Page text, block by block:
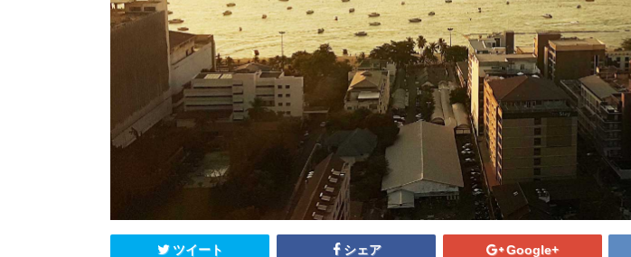
ニカラグア
ハイチ
パナマ
パラグアイ
ブラジル
ベネズエラ
ペルー
ボリビア
メキシコ
マルタ共和国
ラトビア
ルクセンブルク
ルーマニア
中東/ア
アラブ首長国連邦 アルジェリア
エジプト
カタール
サウジアラビア
トルコ
ベナン共和国
ツイート シェア Google+